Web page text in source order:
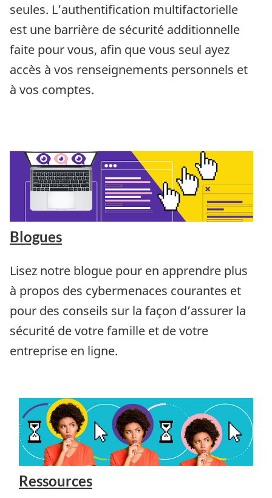
seules. L’authentification multifactorielle
est une barrière de sécurité additionnelle
faite pour vous, afin que vous seul ayez
accès à vos renseignements personnels et
à vos comptes.
Blogues
Lisez notre blogue pour en apprendre plus
à propos des cybermenaces courantes et
pour des conseils sur la façon d’assurer la
sécurité de votre famille et de votre
entreprise en ligne.
Ressources